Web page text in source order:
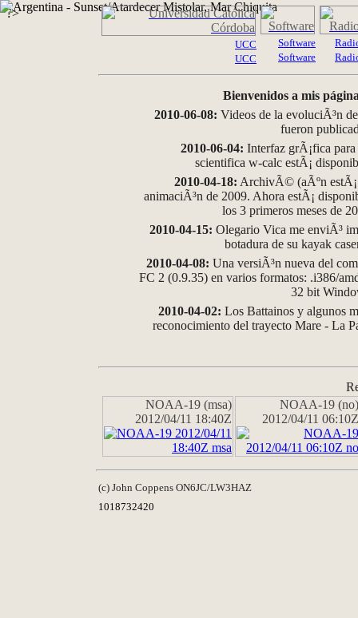
?>
UCC
UCC
Software
Software
Bienvenidos a mis
2010-06-08: Videos de la evoluciÃ³n
fueron
2010-06-04: Interfaz grÃ¡fica
scientifica w-calc estÃ¡
2010-04-18: ArchivÃ© (aÃºn
animaciÃ³n de 2009. Ahora estÃ¡
los 3 primeros meses de
2010-04-15: Olegario Vica me enviÃ³
botadura de su kayak
2010-04-08: Una versiÃ³n nueva del
FC 2 (0.9.35) en varios formatos: .i386/
32 bit
2010-04-02: Los Battainos y algunos
reconocimiento del trayecto Mare - La
NOAA-19 (msa)
2012/04/11 18:40Z
NOAA-19 (no)
2012/04/11 06:10Z
(c) John Coppens ON6JC/LW3HAZ
1018732420